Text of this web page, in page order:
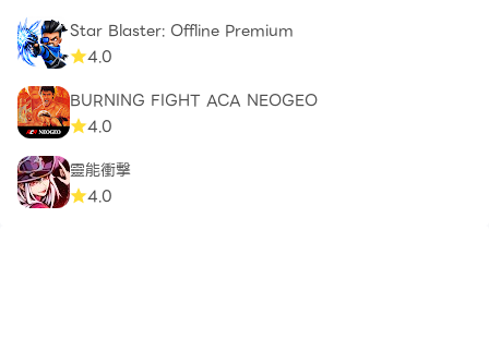
Star Blaster: Offline Premium
4.0
BURNING FIGHT ACA NEOGEO
4.0
靈能衝擊
4.0